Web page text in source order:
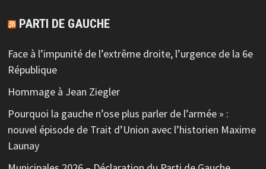
PARTI DE GAUCHE
Face à l’impunité de l’extrême droite, l’urgence de la 6e
République
Hommage à Jean Ziegler
Pourquoi la gauche n’ose plus parler de l’armée » :
nouvel épisode de Trait d’Union avec l’historien Maxime
Launay